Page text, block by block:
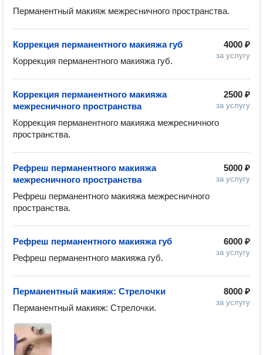
Перманентный макияж межресничного пространства.
4000 ₽
за услугу
Коррекция перманентного макияжа губ
Коррекция перманентного макияжа губ.
2500 ₽
за услугу
Коррекция перманентного макияжа
межресничного пространства
Коррекция перманентного макияжа межресничного
пространства.
5000 ₽
за услугу
Рефреш перманентного макияжа
межресничного пространства
Рефреш перманентного макияжа межресничного
пространства.
6000 ₽
за услугу
Рефреш перманентного макияжа губ
Рефреш перманентного макияжа губ.
8000 ₽
за услугу
Перманентный макияж: Стрелочки
Перманентный макияж: Стрелочки.